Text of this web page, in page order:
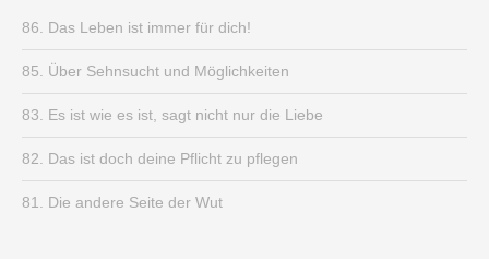
86. Das Leben ist immer für dich!
85. Über Sehnsucht und Möglichkeiten
83. Es ist wie es ist, sagt nicht nur die Liebe
82. Das ist doch deine Pflicht zu pflegen
81. Die andere Seite der Wut